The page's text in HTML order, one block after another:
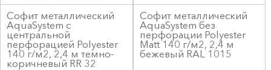
Софит металлический
AquaSystem с
центральной
перфорацией Polyester
140 г/м2, 2,4 м темно-
коричневый RR 32
Софит металлический
AquaSystem без
перфорации Polyester
Matt 140 г/м2, 2,4 м
бежевый RAL 1015